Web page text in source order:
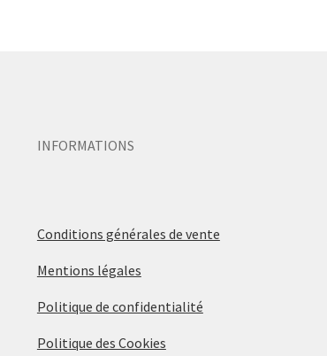
INFORMATIONS
Conditions générales de vente
Mentions légales
Politique de confidentialité
Politique des Cookies